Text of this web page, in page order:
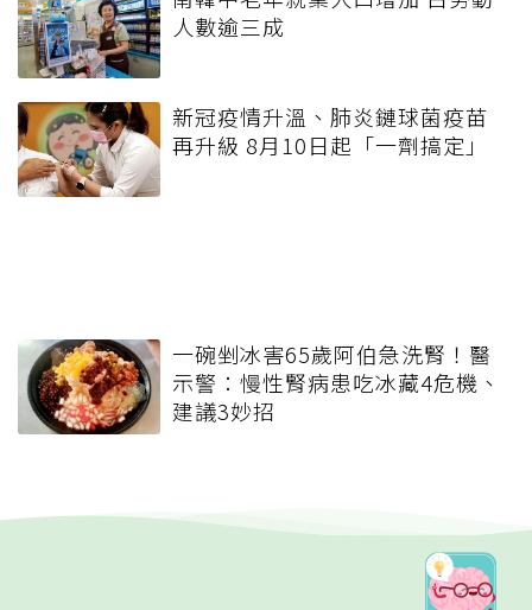
人數逾三成
新冠疫情升溫、肺炎鏈球菌疫苗
再升級 8月10日起「一劑搞定」
一碗剉冰害65歲阿伯急洗腎！醫
示警：慢性腎病患吃冰藏4危機、
建議3妙招